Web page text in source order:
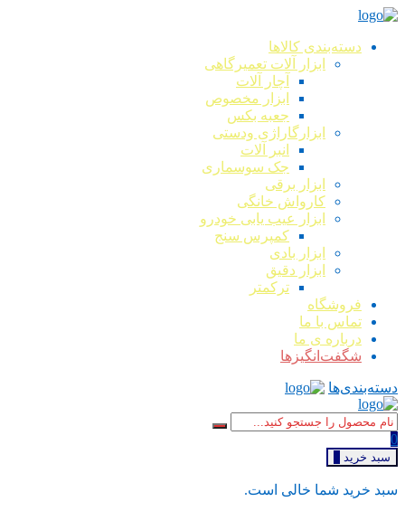
دسته‌بندی کالاها
ابزار آلات تعمیرگاهی
آچار آلات
ابزار مخصوص
جعبه بکس
ابزارگاراژی ودستی
انبر آلات
جک سوسماری
ابزار برقی
کارواش خانگی
ابزار عیب یابی خودرو
کمپرس سنج
ابزار بادی
ابزار دقیق
ترکمتر
فروشگاه
تماس با ما
درباره ی ما
شگفت‌انگیزها
دسته‌بندی‌ها
0
سبد خرید
سبد خرید شما خالی است.